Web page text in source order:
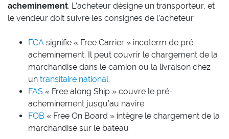
acheminement. L’acheteur désigne un transporteur, et
le vendeur doit suivre les consignes de l’acheteur.
FCA signifie « Free Carrier » incoterm de pré-
acheminement. Il peut couvrir le chargement de la
marchandise dans le camion ou la livraison chez
un transitaire national.
FAS « Free along Ship » couvre le pré-
acheminement jusqu’au navire
FOB « Free On Board » intègre le chargement de la
marchandise sur le bateau